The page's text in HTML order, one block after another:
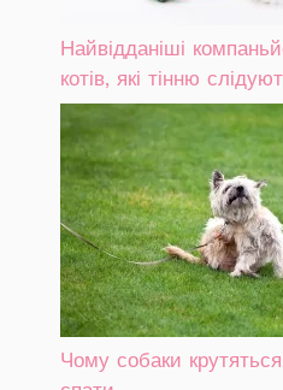
Найвідданіші
котів, які тінню
Чому собаки